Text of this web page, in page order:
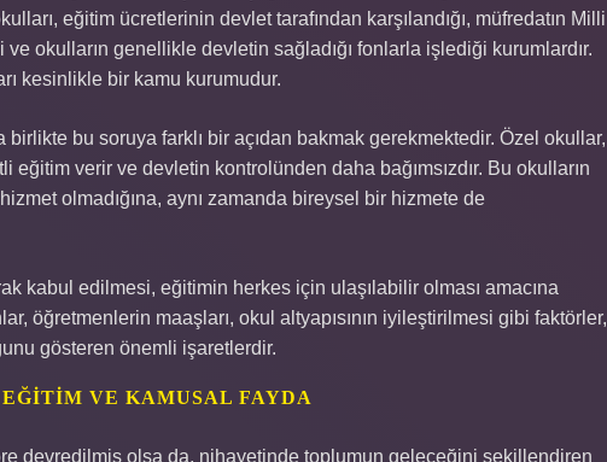
eğitim ücretlerinin devlet tarafından karşılandığı, müfredatın Milli
ve okulların genellikle devletin sağladığı fonlarla işlediği kurumlardır.
kesinlikle bir kamu kurumudur.
birlikte bu soruya farklı bir açıdan bakmak gerekmektedir. Özel okullar,
eğitim verir ve devletin kontrolünden daha bağımsızdır. Bu okulların
olmadığına, aynı zamanda bireysel bir hizmete de
kabul edilmesi, eğitimin herkes için ulaşılabilir olması amacına
öğretmenlerin maaşları, okul altyapısının iyileştirilmesi gibi faktörler,
gösteren önemli işaretlerdir.
VE KAMUSAL FAYDA
devredilmiş olsa da, nihayetinde toplumun geleceğini şekillendiren